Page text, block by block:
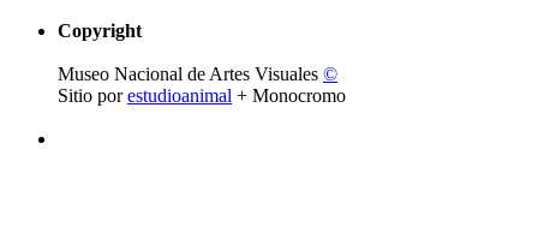
Copyright
Museo Nacional de Artes Visuales ©
Sitio porestudioanimal + Monocromo